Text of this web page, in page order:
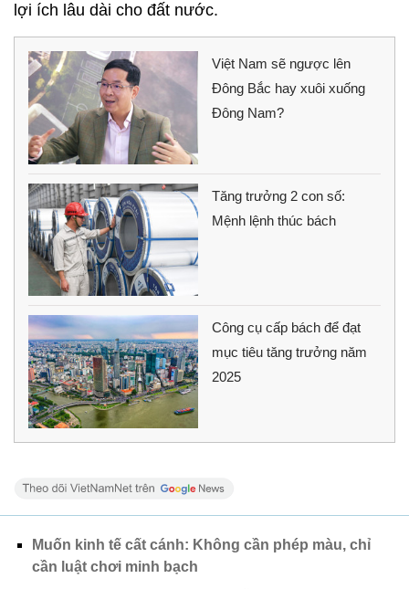
lợi ích lâu dài cho đất nước.
Việt Nam sẽ ngược lên
Đông Bắc hay xuôi xuống
Đông Nam?
Tăng trưởng 2 con số:
Mệnh lệnh thúc bách
Công cụ cấp bách để đạt
mục tiêu tăng trưởng năm
2025
Muốn kinh tế cất cánh: Không cần phép màu, chỉ
cần luật chơi minh bạch